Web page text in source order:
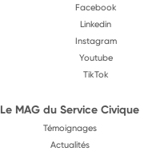
Facebook
Linkedin
Instagram
Youtube
TikTok
Le MAG du Service Civique
Témoignages
Actualités